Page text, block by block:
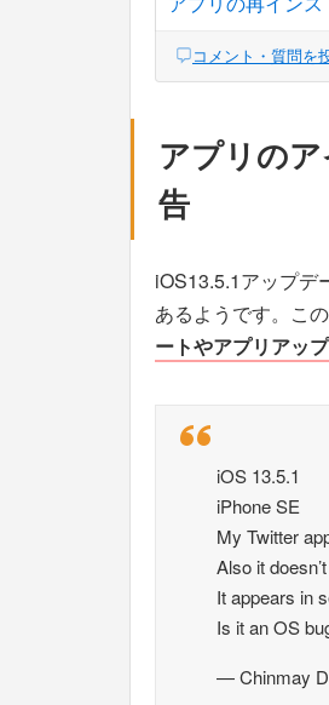
コメント・質問を
アプリの
告
iOS13.5.1アップデ
あるようです。こ
ートやアプリアッ
iOS 13.5.1
iPhone SE
My Twitter
Also it
It appears in
Is it an OS
— Chinmay